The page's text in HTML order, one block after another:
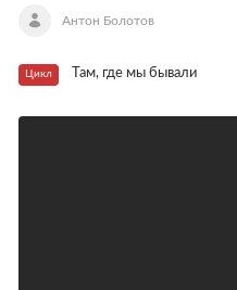
Антон Болотов
Цикл Там, где мы бывали